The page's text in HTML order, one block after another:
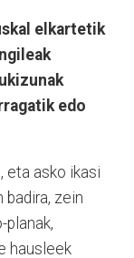
elkartetik
edo
eta asko ikasi
badira, zein
planak,
hausleek